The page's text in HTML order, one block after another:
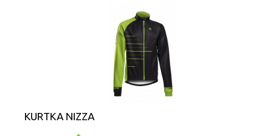
KURTKA NIZZA